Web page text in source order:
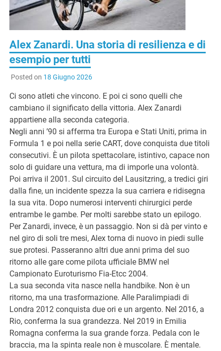
Alex Zanardi. Una storia di resilienza e di
esempio per tutti
Posted on 18 Giugno 2026
Ci sono atleti che vincono. E poi ci sono quelli che
cambiano il significato della vittoria. Alex Zanardi
appartiene alla seconda categoria.
Negli anni ’90 si afferma tra Europa e Stati Uniti, prima in
Formula 1 e poi nella serie CART, dove conquista due titoli
consecutivi. È un pilota spettacolare, istintivo, capace non
solo di guidare una vettura, ma di imporle una volontà.
Poi arriva il 2001. Sul circuito del Lausitzring, a tredici giri
dalla fine, un incidente spezza la sua carriera e ridisegna
la sua vita. Dopo numerosi interventi chirurgici perde
entrambe le gambe. Per molti sarebbe stato un epilogo.
Per Zanardi, invece, è un passaggio. Non si dà per vinto e
nel giro di soli tre mesi, Alex torna di nuovo in piedi sulle
sue protesi. Passeranno altri due anni prima del suo
ritorno alle gare come pilota ufficiale BMW nel
Campionato Euroturismo Fia-Etcc 2004.
La sua seconda vita nasce nella handbike. Non è un
ritorno, ma una trasformazione. Alle Paralimpiadi di
Londra 2012 conquista due ori e un argento. Nel 2016, a
Rio, conferma la sua grandezza. Nel 2019 in Emilia
Romagna conferma la sua grande forza. Pedala con le
braccia, ma la spinta reale non è muscolare. È mentale.